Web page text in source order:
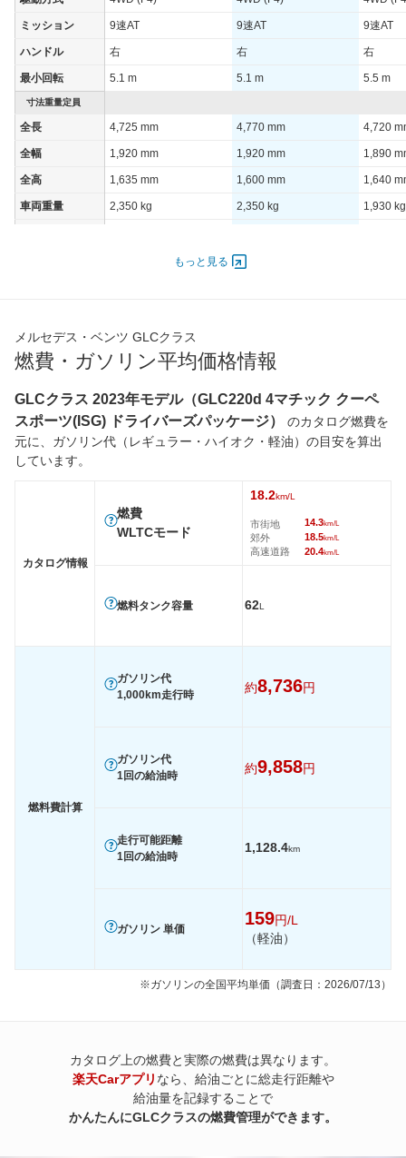
ミッション 9速AT 9速AT 9速AT
ハンドル 右 右 右
最小回転 5.1 m 5.1 m 5.5 m
寸法重量定員
全長 4,725 mm 4,770 mm 4,720
全幅 1,920 mm 1,920 mm 1,890
全高 1,635 mm 1,600 mm 1,640
車両重量 2,350 kg 2,350 kg 1,930 kg
5ドア
最高出力 150.00 [204]/ 6,750 150.00 [204]/ 6,750
過給機 - - -
タイヤ
前輪サイズ 255/45R20
12km/L 12km/L
WLTC/市街地 9.2km/L
13.5km/L 13.4km/L
-
もっと見る
メルセデス・ベンツ GLCクラス
燃費・ガソリン平均価格情報
GLCクラス 2023年モデル（GLC220d 4マチック クーペ
スポーツ(ISG) ドライバーズパッケージ）
のカタログ燃費を
元に、ガソリン代（レギュラー・ハイオク・軽油）の目安を算出
しています。
カタログ情報
燃費
WLTCモード
18.2km/L
市街地
郊外
高速道路
14.3km/L
18.5km/L
20.4km/L
燃料タンク容量 62L
燃料費計算
ガソリン代
1,000km走行時
約8,736円
ガソリン代
1回の給油時
約9,858円
走行可能距離
1回の給油時
1,128.4km
ガソリン 単価
159円/L
（軽油）
※ガソリンの全国平均単価（調査日：2026/07/13）
カタログ上の燃費と実際の燃費は異なります。
楽天Carアプリ なら、給油ごとに総走行距離や
給油量を記録することで
かんたんにGLCクラスの燃費管理ができます。